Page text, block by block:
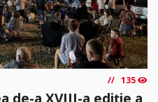
135